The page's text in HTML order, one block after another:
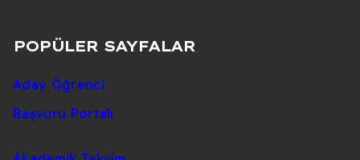
POPÜLER SAYFALAR
Aday Öğrenci
Başvuru Portalı